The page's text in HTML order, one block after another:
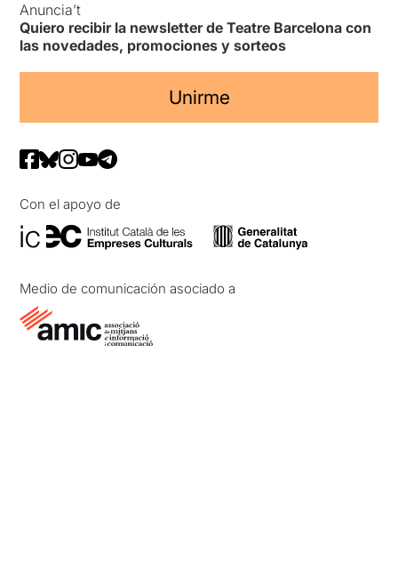
Anuncia’t
Quiero recibir la newsletter de Teatre Barcelona con
las novedades, promociones y sorteos
Unirme
Con el apoyo de
Medio de comunicación asociado a